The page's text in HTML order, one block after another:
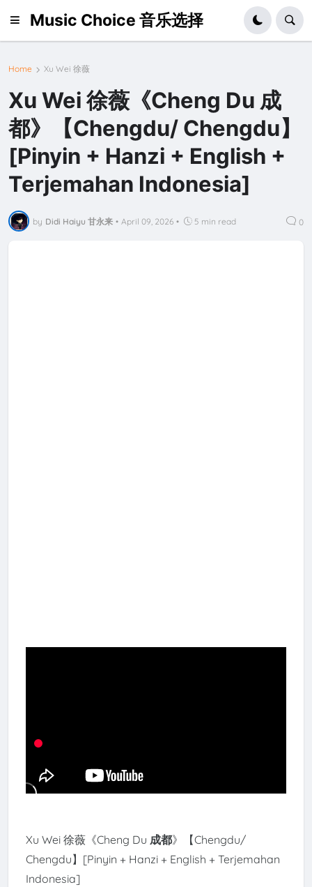
Music Choice 音乐选择
Home Xu Wei 徐薇
Xu Wei 徐薇《Cheng Du 成
都》【Chengdu/ Chengdu】
[Pinyin + Hanzi + English +
Terjemahan Indonesia]
by Didi Haiyu 甘永来 • April 09, 2026 • 5 min read 0
Xu Wei 徐薇《Cheng Du 成都》【Chengdu/
Chengdu】[Pinyin + Hanzi + English + Terjemahan
Indonesia]